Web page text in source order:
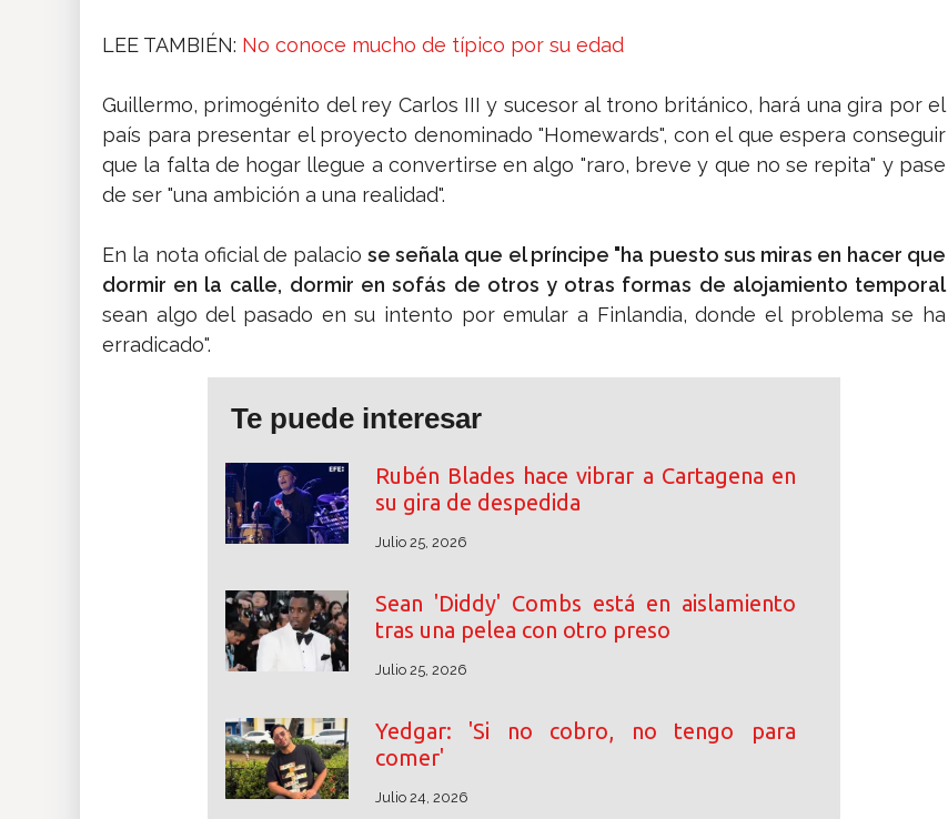
LEE TAMBIÉN: No conoce mucho de típico por su edad
Guillermo, primogénito del rey Carlos III y sucesor al trono británico, hará una gira por el
país para presentar el proyecto denominado "Homewards", con el que espera conseguir
que la falta de hogar llegue a convertirse en algo "raro, breve y que no se repita" y pase
de ser "una ambición a una realidad".
En la nota oficial de palacio se señala que el príncipe "ha puesto sus miras en hacer que
dormir en la calle, dormir en sofás de otros y otras formas de alojamiento temporal
sean algo del pasado en su intento por emular a Finlandia, donde el problema se ha
erradicado".
Te puede interesar
Rubén Blades hace vibrar a Cartagena en
su gira de despedida
Julio 25, 2026
Sean 'Diddy' Combs está en aislamiento
tras una pelea con otro preso
Julio 25, 2026
Yedgar: 'Si no cobro, no tengo para
comer'
Julio 24, 2026